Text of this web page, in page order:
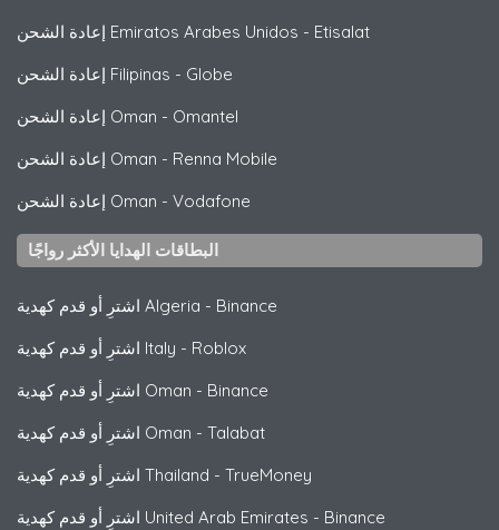
إعادة الشحن Emiratos Arabes Unidos - Etisalat
إعادة الشحن Filipinas - Globe
إعادة الشحن Oman - Omantel
إعادة الشحن Oman - Renna Mobile
إعادة الشحن Oman - Vodafone
البطاقات الهدايا الأكثر رواجًا
اشترِ أو قدم كهدية Algeria - Binance
اشترِ أو قدم كهدية Italy - Roblox
اشترِ أو قدم كهدية Oman - Binance
اشترِ أو قدم كهدية Oman - Talabat
اشترِ أو قدم كهدية Thailand - TrueMoney
اشترِ أو قدم كهدية United Arab Emirates - Binance